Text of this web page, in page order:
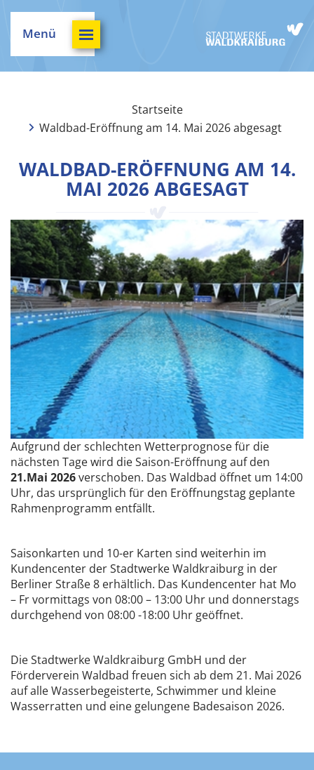
Menü
Startseite
Waldbad-Eröffnung am 14. Mai 2026 abgesagt
WALDBAD-ERÖFFNUNG AM 14.
MAI 2026 ABGESAGT
Aufgrund der schlechten Wetterprognose für die
nächsten Tage wird die Saison-Eröffnung auf den
21.Mai 2026verschoben. Das Waldbad öffnet um 14:00
Uhr, das ursprünglich für den Eröffnungstag geplante
Rahmenprogramm entfällt.
Saisonkarten und 10-er Karten sind weiterhin im
Kundencenter der Stadtwerke Waldkraiburg in der
Berliner Straße 8 erhältlich. Das Kundencenter hat Mo
– Fr vormittags von 08:00 – 13:00 Uhr und donnerstags
durchgehend von 08:00 -18:00 Uhr geöffnet.
Die Stadtwerke Waldkraiburg GmbH und der
Förderverein Waldbad freuen sich ab dem 21. Mai 2026
auf alle Wasserbegeisterte, Schwimmer und kleine
Wasserratten und eine gelungene Badesaison 2026.